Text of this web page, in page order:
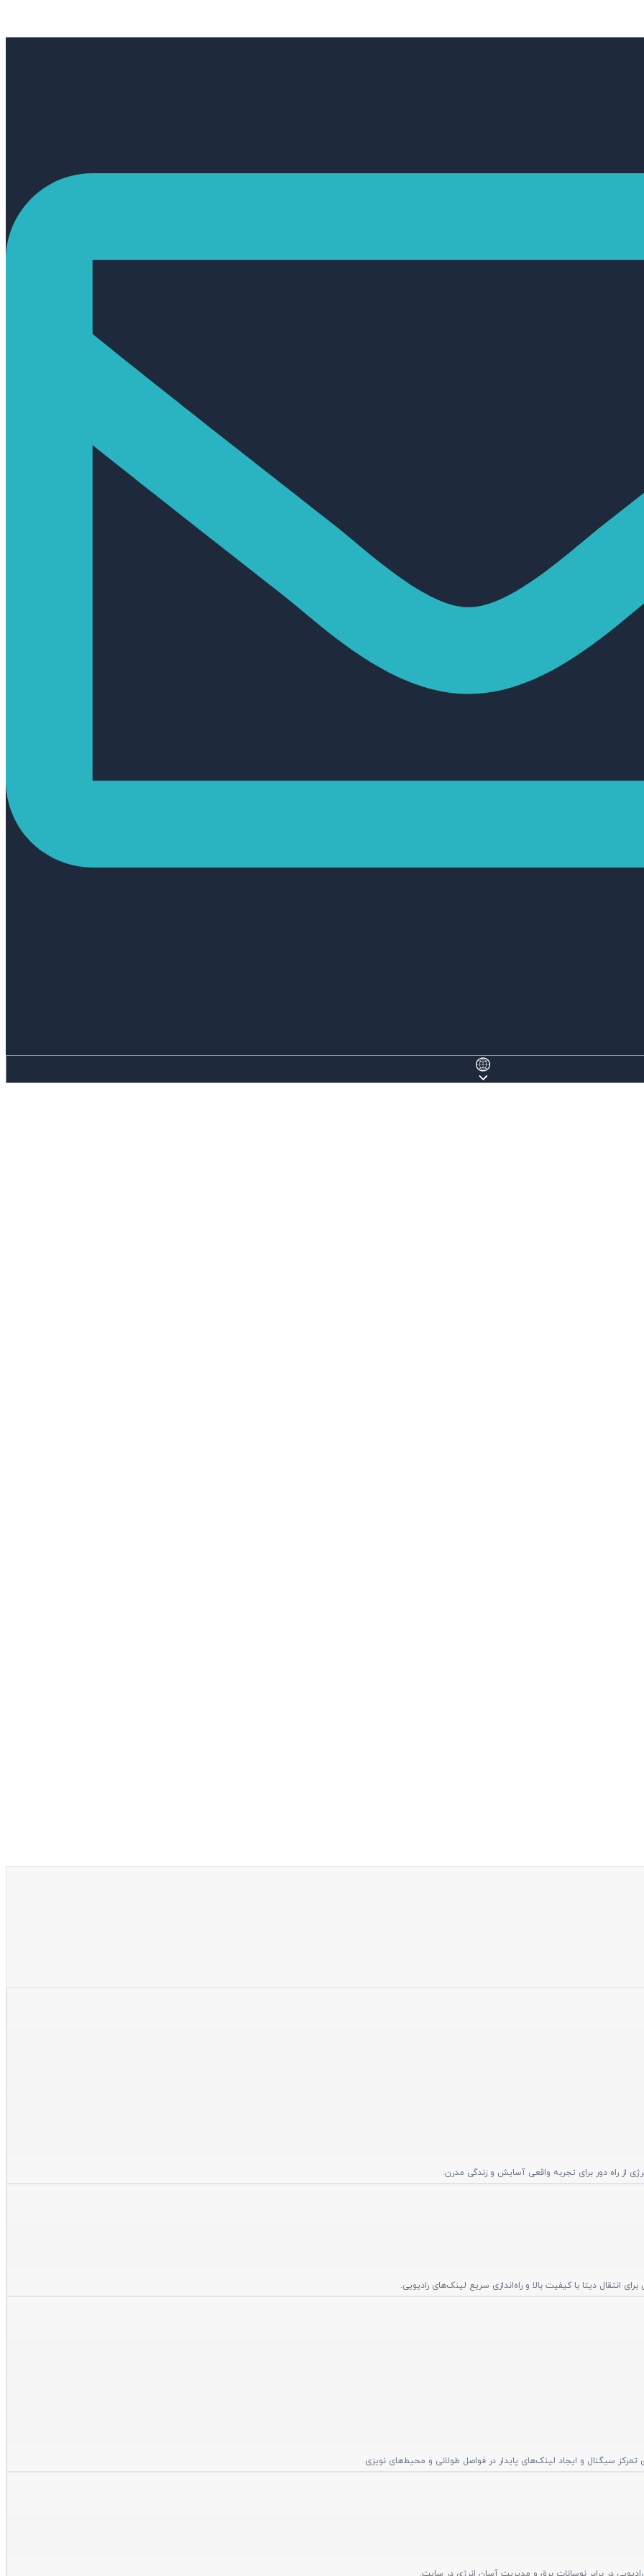
از راه دور برای تجربه واقعی آسایش و زندگی مدرن.
انتقال دیتا با کیفیت بالا و راه‌اندازی سریع لینک‌های رادیویی.